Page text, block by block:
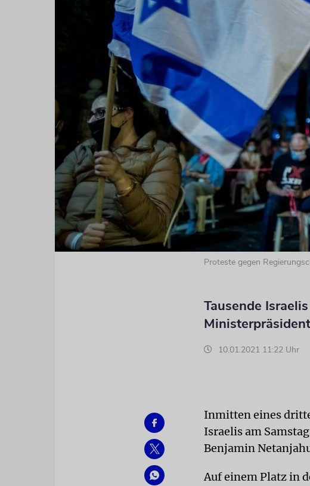
Proteste gegen
Tausende
10.01.2021 11:22 Uhr
Inmitten eines
Israelis am
Benjamin
Auf einem Platz in